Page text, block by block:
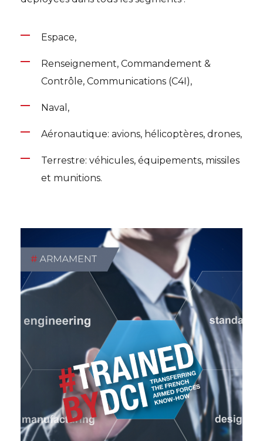
Espace,
Renseignement, Commandement &
Contrôle, Communications (C4I),
Naval,
Aéronautique: avions, hélicoptères, drones,
Terrestre: véhicules, équipements, missiles
et munitions.